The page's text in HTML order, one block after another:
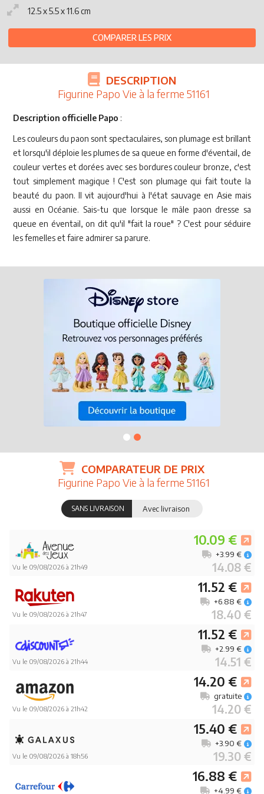
12.5 x 5.5 x 11.6 cm
COMPARER LES PRIX
DESCRIPTION
Figurine Papo Vie à la ferme 51161
Description officielle Papo :
Les couleurs du paon sont spectaculaires, son plumage est brillant
et lorsqu'il déploie les plumes de sa queue en forme d'éventail, de
couleur vertes et dorées avec ses bordures couleur bronze, c'est
tout simplement magique ! C'est son plumage qui fait toute la
beauté du paon. Il vit aujourd'hui à l'état sauvage en Asie mais
aussi en Océanie. Sais-tu que lorsque le mâle paon dresse sa
queue en éventail, on dit qu'il "fait la roue" ? C'est pour séduire
les femelles et faire admirer sa parure.
COMPARATEUR DE PRIX
Figurine Papo Vie à la ferme 51161
SANS LIVRAISON Avec livraison
Vu le 09/08/2026 à 21h49
10.09 €
14.08 €
+3.99 €
Vu le 09/08/2026 à 21h47
11.52 €
18.40 €
+6.88 €
Vu le 09/08/2026 à 21h44
11.52 €
14.51 €
+2.99 €
Vu le 09/08/2026 à 21h42
14.20 €
14.20 €
gratuite
Vu le 09/08/2026 à 18h56
15.40 €
19.30 €
+3.90 €
16.88 €
+4.99 €